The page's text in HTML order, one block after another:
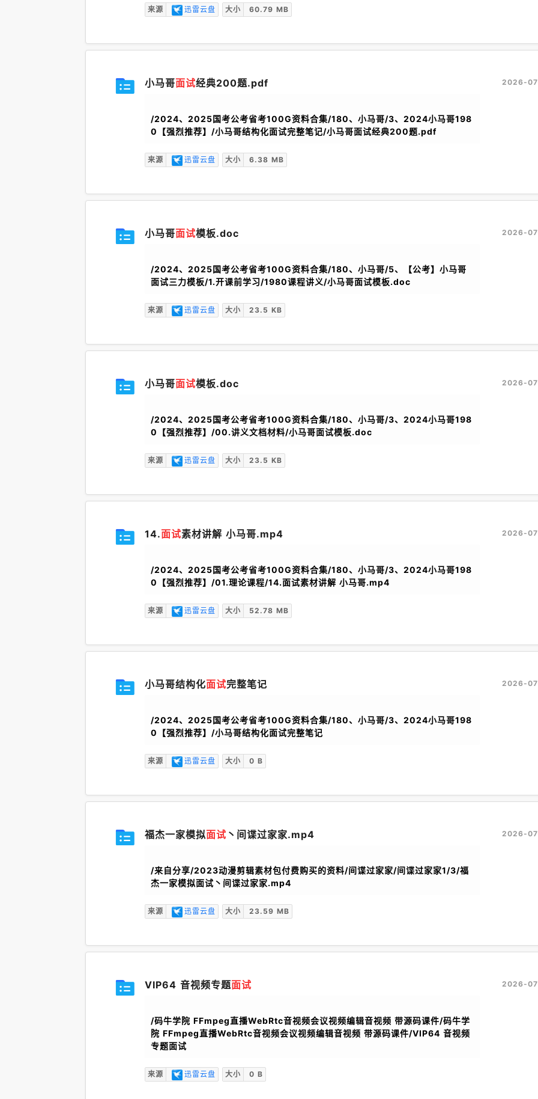
来源 迅雷云盘 大小 60.79 MB
小马哥面试经典200题.pdf
/2024、2025国考公考省考100G资料合集/180、小马哥/3、2024小马哥198
0【强烈推荐】/小马哥结构化面试完整笔记/小马哥面试经典200题.pdf
来源 迅雷云盘 大小 6.38 MB
2026-
小马哥面试模板.doc
/2024、2025国考公考省考100G资料合集/180、小马哥/5、【公考】小马哥
面试三力模板/1.开课前学习/1980课程讲义/小马哥面试模板.doc
来源 迅雷云盘 大小 23.5 KB
2026-
小马哥面试模板.doc
/2024、2025国考公考省考100G资料合集/180、小马哥/3、2024小马哥198
0【强烈推荐】/00.讲义文档材料/小马哥面试模板.doc
来源 迅雷云盘 大小 23.5 KB
2026-
14.面试素材讲解 小马哥.mp4
/2024、2025国考公考省考100G资料合集/180、小马哥/3、2024小马哥198
0【强烈推荐】/01.理论课程/14.面试素材讲解 小马哥.mp4
来源 迅雷云盘 大小 52.78 MB
2026-
小马哥结构化面试完整笔记
/2024、2025国考公考省考100G资料合集/180、小马哥/3、2024小马哥198
0【强烈推荐】/小马哥结构化面试完整笔记
来源 迅雷云盘 大小 0 B
2026-
福杰一家模拟面试 丶间谍过家家.mp4
/来自分享/2023动漫剪辑素材包付费购买的资料/间谍过家家/间谍过家家1/3/福
杰一家模拟面试丶间谍过家家.mp4
来源 迅雷云盘 大小 23.59 MB
2026-
VIP64 音视频专题面试
/码牛学院 FFmpeg直播WebRtc音视频会议视频编辑音视频 带源码课件/码牛学
院 FFmpeg直播WebRtc音视频会议视频编辑音视频 带源码课件/VIP64 音视频
专题面试
来源 迅雷云盘 大小 0 B
2026-